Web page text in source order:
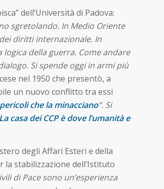
dell’Università di Padova:
sgretolando. In Medio Oriente
diritti internazionale. In
logica della guerra. Come andare
Si spende oggi in armi più
nel 1950 che presentò, a
un nuovo conflitto tra essi
che la minacciano”. Si
La casa dei CCP è dove l’umanità e
degli Affari Esteri e della
stabilizzazione dell’Istituto
di Pace sono un’esperienza